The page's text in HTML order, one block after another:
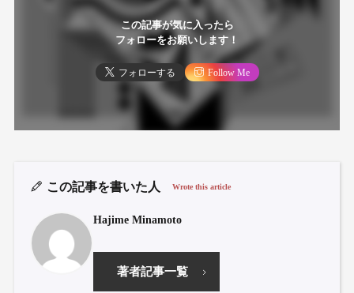
この記事が気に入ったら
フォローをお願いします！
フォローする Follow Me
この記事を書いた人 Wrote this article
Hajime Minamoto
著者記事一覧